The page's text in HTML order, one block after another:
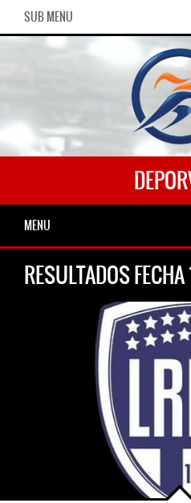
SUB MENU
MENU
RESULTADOS FECHA